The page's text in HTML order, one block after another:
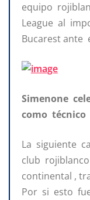
equipo
League al
Bucarest ante
Simenone
como técnico
La siguiente
club
continental ,
Por si esto